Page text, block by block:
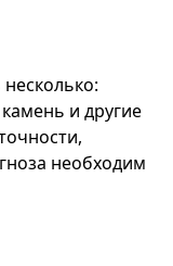
и другие
необходим